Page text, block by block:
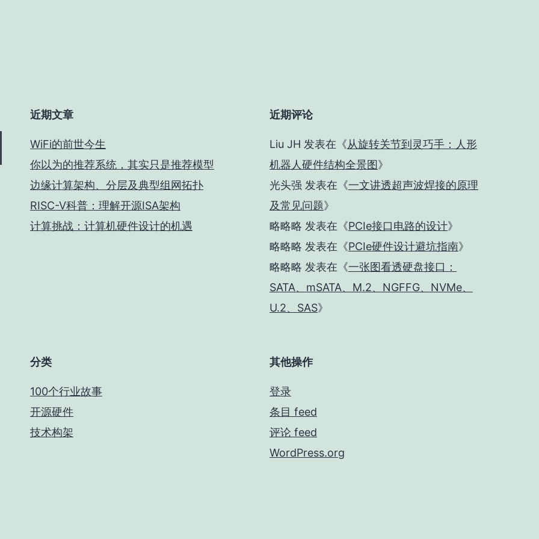
近期文章
WiFi的前世今生
你以为的推荐系统，其实只是推荐模型
边缘计算架构、分层及典型组网拓扑
RISC-V科普：理解开源ISA架构
计算挑战：计算机硬件设计的机遇
近期评论
Liu JH 发表在《从旋转关节到灵巧手：人形
机器人硬件结构全景图》
光头强 发表在《一文讲透超声波焊接的原理
及常见问题》
略略略 发表在《PCIe接口电路的设计》
略略略 发表在《PCIe硬件设计避坑指南》
略略略 发表在《一张图看透硬盘接口：
SATA、mSATA、M.2、NGFFG、NVMe、
U.2、SAS》
分类
100个行业故事
开源硬件
技术构架
其他操作
登录
条目 feed
评论 feed
WordPress.org